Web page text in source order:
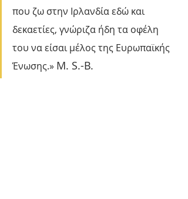
που ζω στην Ιρλανδία εδώ και
δεκαετίες, γνώριζα ήδη τα οφέλη
του να είσαι μέλος της Ευρωπαϊκής
Ένωσης.» M. S.-B.